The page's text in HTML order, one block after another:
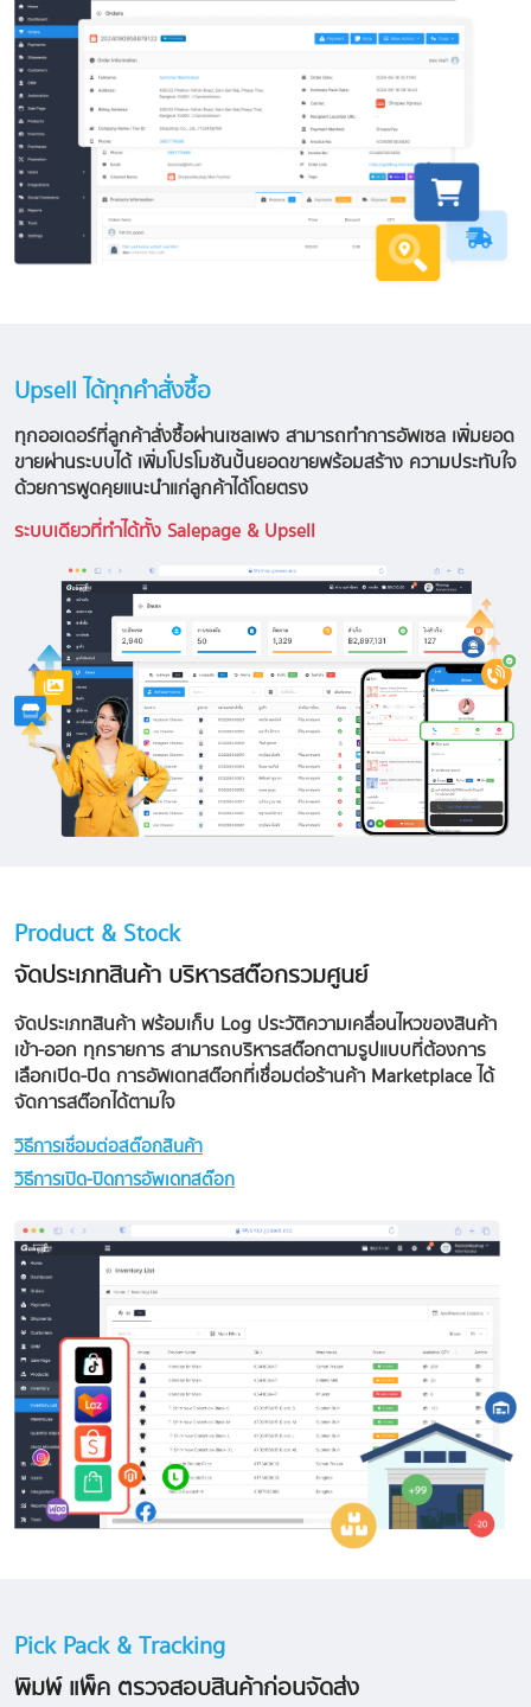
Upsell ได้ทุกคำสั่งซื้อ
ทุกออเดอร์ที่ลูกค้าสั่งซื้อผ่านเซลเพจ สามารถทำการอัพเซล เพิ่มยอด
ขายผ่านระบบได้ เพิ่มโปรโมชันปั้นยอดขายพร้อมสร้าง ความประทับใจ
ด้วยการพูดคุยแนะนำแก่ลูกค้าได้โดยตรง
ระบบเดียวที่ทำได้ทั้ง Salepage & Upsell
Product & Stock
จัดประเภทสินค้า บริหารสต๊อกรวมศูนย์
จัดประเภทสินค้า พร้อมเก็บ Log ประวัติความเคลื่อนไหวของสินค้า
เข้า-ออก ทุกรายการ สามารถบริหารสต๊อกตามรูปแบบที่ต้องการ
เลือกเปิด-ปิด การอัพเดทสต๊อกที่เชื่อมต่อร้านค้า Marketplace ได้
จัดการสต๊อกได้ตามใจ
วิธีการเชื่อมต่อสต๊อกสินค้า
วิธีการเปิด-ปิดการอัพเดทสต๊อก
Pick Pack & Tracking
พิมพ์ แพ็ค ตรวจสอบสินค้าก่อนจัดส่ง